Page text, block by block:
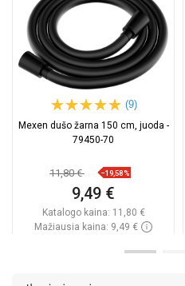
(9)
Mexen dušo žarna 150 cm, juoda -
79450-70
11,80 € −19,58%
9,49 €
Katalogo kaina: 11,80 €
Mažiausia kaina: 9,49 €